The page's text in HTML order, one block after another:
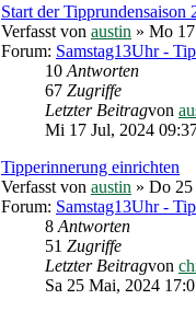
Start der Tipprundensaison
Verfasst von austin » Mo
Forum: Samstag13Uhr -
10 Antworten
67 Zugriffe
Letzter Beitragvon
Mi 17 Jul, 2024
Tipperinnerung einrichten
Verfasst von austin » Do 25
Forum: Samstag13Uhr -
8 Antworten
51 Zugriffe
Letzter Beitragvon
Sa 25 Mai, 2024